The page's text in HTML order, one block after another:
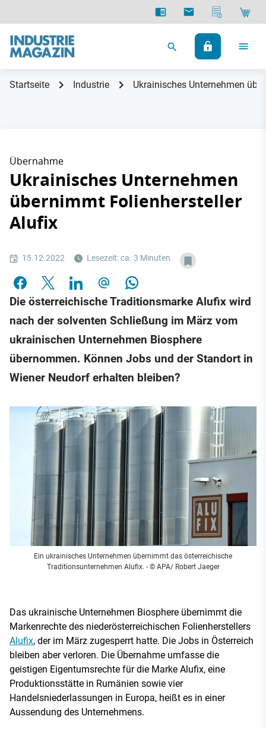
Startseite Industrie Ukrainisches Unternehmen
Übernahme
Ukrainisches Unternehmen
übernimmt Folienhersteller
Alufix
15.12.2022 Lesezeit: ca. 3 Minuten
Die österreichische Traditionsmarke Alufix wird
nach der solventen Schließung im März vom
ukrainischen Unternehmen Biosphere
übernommen. Können Jobs und der Standort in
Wiener Neudorf erhalten bleiben?
Ein ukrainisches Unternehmen übernimmt das österreichische
Traditionsunternehmen Alufix. - © APA/ Robert Jaeger
Das ukrainische Unternehmen Biosphere übernimmt die
Markenrechte des niederösterreichischen Folienherstellers
Alufix, der im März zugesperrt hatte. Die Jobs in Österreich
bleiben aber verloren. Die Übernahme umfasse die
geistigen Eigentumsrechte für die Marke Alufix, eine
Produktionsstätte in Rumänien sowie vier
Handelsniederlassungen in Europa, heißt es in einer
Aussendung des Unternehmens.